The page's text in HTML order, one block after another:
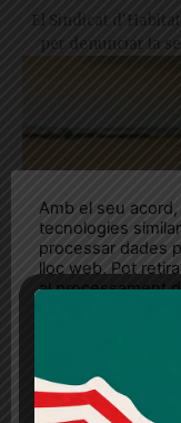
El Sindicat
per denunciar la
Poema
Amb el seu
tecnologies
processar dades
lloc web. Pot
al processament
legítims en
cookies" o a la
lloc web. Si